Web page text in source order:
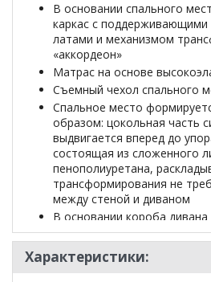
В основании спального
каркас с
латами и механизмом
«аккордеон»
Матрас на основе
Съемный чехол спального
Спальное место
образом: цокольная часть
выдвигается вперед до
состоящая из сложенного
пенополиуретана,
трансформирования не
между стеной и диваном
В основании короба
ящик
выполнены из гнутоклееной
Характеристики: